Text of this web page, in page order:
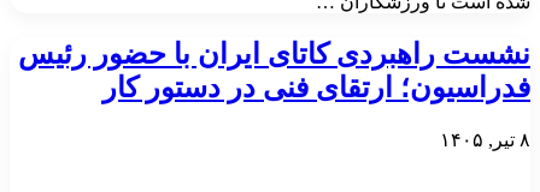
نشست راهبردی کاتای ایران با حضور رئیس
فدراسیون؛ ارتقای فنی در دستور کار
۸ تیر, ۱۴۰۵